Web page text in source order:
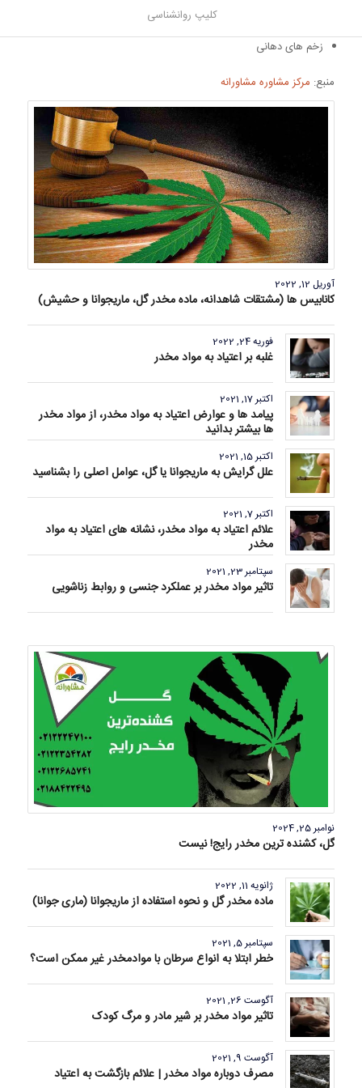
کلیپ روانشناسی
زخم های دهانی
منبع: مرکز مشاوره مشاورانه
آوریل 12, 2022
کانابیس ها (مشتقات شاهدانه، ماده مخدر گل، ماریجوانا و حشیش)
فوریه 24, 2022
غلبه بر اعتیاد به مواد مخدر
اکتبر 17, 2021
پیامد ها و عوارض اعتیاد به مواد مخدر، از مواد مخدر
ها بیشتر بدانید
اکتبر 15, 2021
علل گرایش به ماریجوانا یا گل، عوامل اصلی را بشناسید
اکتبر 7, 2021
علائم اعتیاد به مواد مخدر، نشانه های اعتیاد به مواد
مخدر
سپتامبر 23, 2021
تاثیر مواد مخدر بر عملکرد جنسی و روابط زناشویی
نوامبر 25, 2024
گل، کشنده ترین مخدر رایج! نیست
ژانویه 11, 2022
ماده مخدر گل و نحوه استفاده از ماریجوانا (ماری جوانا)
سپتامبر 5, 2021
خطر ابتلا به انواع سرطان با موادمخدر غیر ممکن است؟
آگوست 26, 2021
تاثیر مواد مخدر بر شیر مادر و مرگ کودک
آگوست 9, 2021
مصرف دوباره مواد مخدر | علائم بازگشت به اعتیاد